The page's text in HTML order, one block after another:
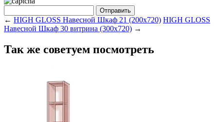
← HIGH GLOSS Навесной Шкаф 21 (200x720) HIGH GLOSS
Навесной Шкаф 30 витрина (300x720) →
Так же советуем посмотреть